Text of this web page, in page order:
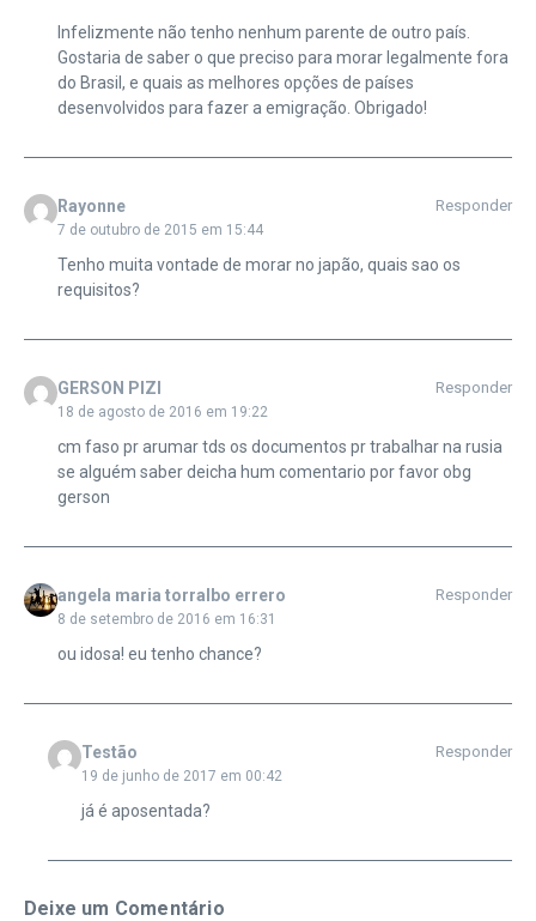
Infelizmente não tenho nenhum parente de outro país.
Gostaria de saber o que preciso para morar legalmente fora
do Brasil, e quais as melhores opções de países
desenvolvidos para fazer a emigração. Obrigado!
Rayonne
7 de outubro de 2015 em 15:44
Responder
Tenho muita vontade de morar no japão, quais sao os
requisitos?
GERSON PIZI
18 de agosto de 2016 em 19:22
Responder
cm faso pr arumar tds os documentos pr trabalhar na rusia
se alguém saber deicha hum comentario por favor obg
gerson
angela maria torralbo errero
8 de setembro de 2016 em 16:31
Responder
ou idosa! eu tenho chance?
Testão
19 de junho de 2017 em 00:42
Responder
já é aposentada?
Deixe um Comentário